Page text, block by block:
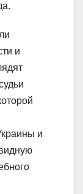
и
и